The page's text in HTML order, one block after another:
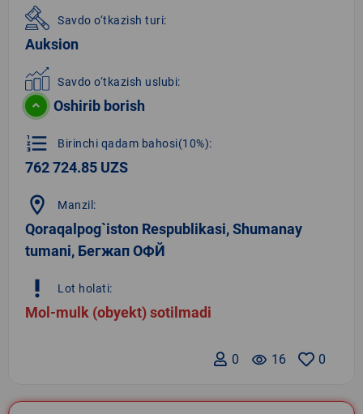
Savdo o‘tkazish turi:
Auksion
Savdo o‘tkazish uslubi:
Oshirib borish
format_list_numbered Birinchi qadam bahosi(10%):
762 724.85 UZS
location_on Manzil:
Qoraqalpog`iston Respublikasi, Shumanay
tumani, Бегжап ОФЙ
priority_high Lot holati:
Mol-mulk (obyekt) sotilmadi
0
remove_red_eye 16
0